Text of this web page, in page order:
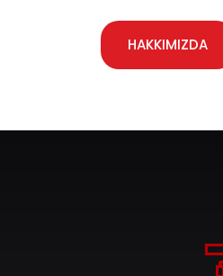
HAKKIMIZDA